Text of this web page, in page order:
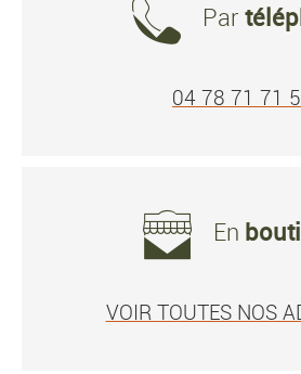
Par
04 78 71 71
En
VOIR TOUTES NOS